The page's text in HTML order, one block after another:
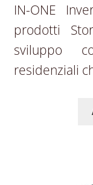
IN-ONE
prodotti
sviluppo
residenziali